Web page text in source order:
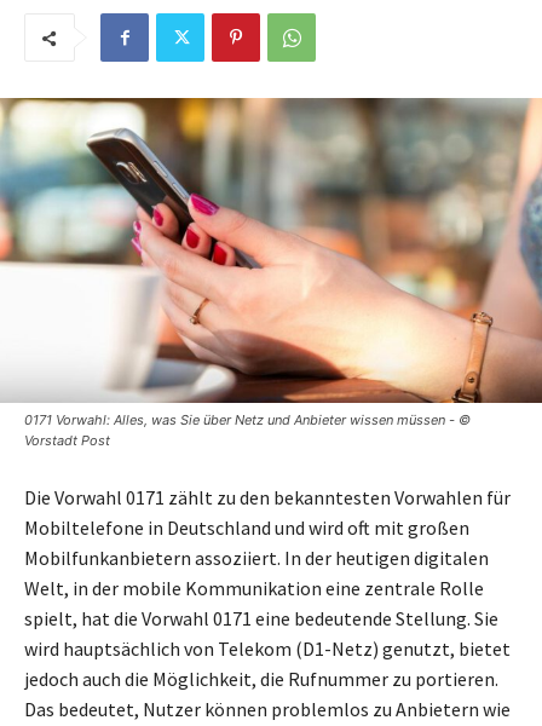
0171 Vorwahl: Alles, was Sie über Netz und Anbieter wissen müssen - ©
Vorstadt Post
Die Vorwahl 0171 zählt zu den bekanntesten Vorwahlen für
Mobiltelefone in Deutschland und wird oft mit großen
Mobilfunkanbietern assoziiert. In der heutigen digitalen
Welt, in der mobile Kommunikation eine zentrale Rolle
spielt, hat die Vorwahl 0171 eine bedeutende Stellung. Sie
wird hauptsächlich von Telekom (D1-Netz) genutzt, bietet
jedoch auch die Möglichkeit, die Rufnummer zu portieren.
Das bedeutet, Nutzer können problemlos zu Anbietern wie